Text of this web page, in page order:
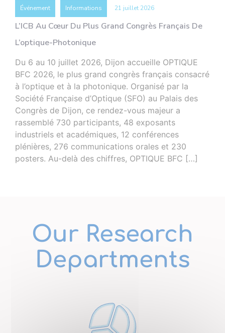
Événement Informations 21 juillet 2026
L’ICB Au Cœur Du Plus Grand Congrès Français De
L’optique-Photonique
Du 6 au 10 juillet 2026, Dijon accueille OPTIQUE
BFC 2026, le plus grand congrès français consacré
à l’optique et à la photonique. Organisé par la
Société Française d’Optique (SFO) au Palais des
Congrès de Dijon, ce rendez-vous majeur a
rassemblé 730 participants, 48 exposants
industriels et académiques, 12 conférences
plénières, 276 communications orales et 230
posters. Au-delà des chiffres, OPTIQUE BFC […]
Our Research
Departments